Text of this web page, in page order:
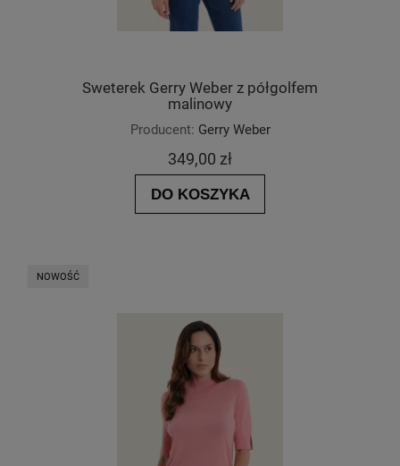
krojem, co sprawia, że są bardzo wygodne i
idealne do stworzenia casualowego,
Swetry z golfem
: Swetry z golfem doskonale
sprawdzą się w chłodniejsze dni, zapewniając
ciepło i komfort. Są ponadczasowym
elementem jesienno-zimowej garderoby.
Swetry dopasowane: Swetry dopasowane
podkreślają sylwetkę i dodają elegancji.
Doskonale sprawdzą się jako element
biurowego dress codu lub na wieczorne
naturalnej wełny są bardzo ciepłe i doskonale
dni i świetnie komponują się z spodniami czy
Swetry z dzianiny : Swetry z dzianiny mogą
mieć przeróżne wzory i tekstury, co dodaje im
charakteru i oryginalności. Doskonale nadają
się na wiele różnych okazji.
Sweterek Gerry Weber z półgolfem
malinowy
Producent: Gerry Weber
349,00 zł
DO KOSZYKA
NOWOŚĆ